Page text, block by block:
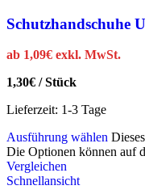
Schutzhandschuhe
ab 1,09€ exkl. MwSt.
1,30€ /Stück
Lieferzeit: 1-3 Tage
Ausführung wählen
Die Optionen können auf
Vergleichen
Schnellansicht